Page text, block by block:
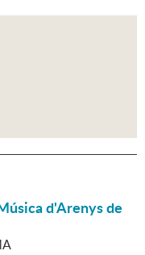
d'Arenys de